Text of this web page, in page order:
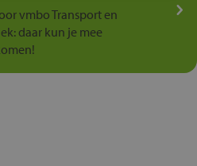
vmbo Transport en
daar kun je mee